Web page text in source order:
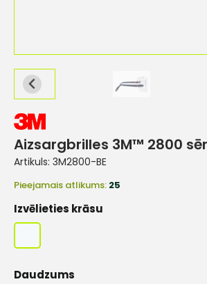
Aizsargbrilles 3M™ 2800
Artikuls: 3M2800-BE
Pieejamais atlikums: 25
Izvēlieties krāsu
Daudzums